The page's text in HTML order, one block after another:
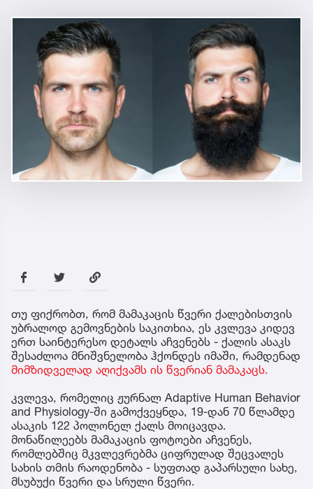
თუ ფიქრობთ, რომ მამაკაცის წვერი ქალებისთვის
უბრალოდ გემოვნების საკითხია, ეს კვლევა კიდევ
ერთ საინტერესო დეტალს აჩვენებს - ქალის ასაკს
შესაძლოა მნიშვნელობა ჰქონდეს იმაში, რამდენად
მიმზიდველად აღიქვამს ის წვერიან მამაკაცს.
კვლევა, რომელიც ჟურნალ Adaptive Human Behavior
and Physiology-ში გამოქვეყნდა, 19-დან 70 წლამდე
ასაკის 122 პოლონელ ქალს მოიცავდა.
მონაწილეებს მამაკაცის ფოტოები აჩვენეს,
რომლებშიც მკვლევრებმა ციფრულად შეცვალეს
სახის თმის რაოდენობა - სუფთად გაპარსული სახე,
მსუბუქი წვერი და სრული წვერი.